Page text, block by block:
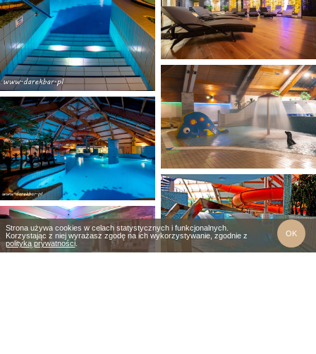
Zajrzyj
na
nasz
blog
Strona używa cookies w celach statystycznych i funkcjonalnych.
Korzystając z niej wyrażasz zgodę na ich wykorzystywanie, zgodnie z
polityką prywatności.
OK